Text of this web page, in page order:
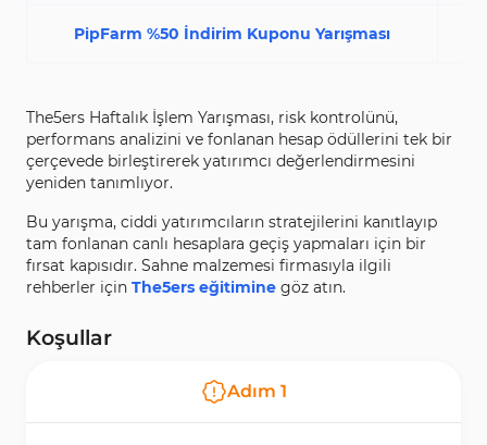
PipFarm %50 İndirim Kuponu Yarışması
The5ers Haftalık İşlem Yarışması, risk kontrolünü,
performans analizini ve fonlanan hesap ödüllerini tek bir
çerçevede birleştirerek yatırımcı değerlendirmesini
yeniden tanımlıyor.
Bu yarışma, ciddi yatırımcıların stratejilerini kanıtlayıp
tam fonlanan canlı hesaplara geçiş yapmaları için bir
fırsat kapısıdır. Sahne malzemesi firmasıyla ilgili
rehberler için The5ers eğitimine göz atın.
Koşullar
Adım 1